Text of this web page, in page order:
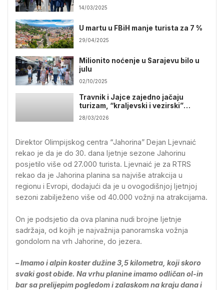
14/03/2025
U martu u FBiH manje turista za 7 %
29/04/2025
Milionito noćenje u Sarajevu bilo u
julu
02/10/2025
Travnik i Jajce zajedno jačaju
turizam, “kraljevski i vezirski”
koncept privlači goste
28/03/2026
Direktor Olimpijskog centra “Јahorina” Dejan Ljevnaić
rekao je da je do 30. dana ljetnje sezone Јahorinu
posjetilo više od 27.000 turista. Ljevnaić je za RTRS
rekao da je Јahorina planina sa najviše atrakcija u
regionu i Evropi, dodajući da je u ovogodišnjoj ljetnjoj
sezoni zabilježeno više od 40.000 vožnji na atrakcijama.
On je podsjetio da ova planina nudi brojne ljetnje
sadržaja, od kojih je najvažnija panoramska vožnja
gondolom na vrh Јahorine, do jezera.
– Imamo i alpin koster dužine 3,5 kilometra, koji skoro
svaki gost obiđe. Na vrhu planine imamo odličan ol-in
bar sa prelijepim pogledom i zalaskom na kraju dana i